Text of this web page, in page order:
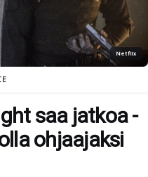
Netflix
saa jatkoa -
ohjaajaksi